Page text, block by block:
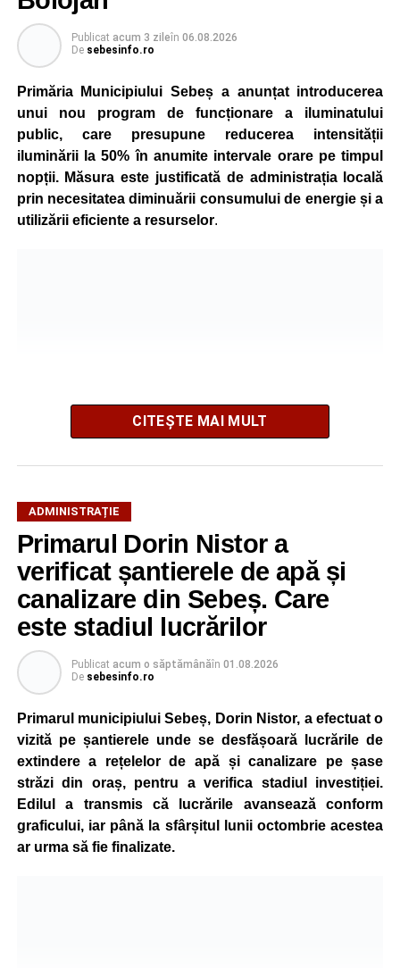
Publicat acum 3 zileîn 06.08.2026
De sebesinfo.ro
Primăria Municipiului Sebeș a anunțat introducerea
unui nou program de funcționare a iluminatului
public, care presupune reducerea intensității
iluminării la 50% în anumite intervale orare pe timpul
nopții. Măsura este justificată de administrația locală
prin necesitatea diminuării consumului de energie și a
utilizării eficiente a resurselor.
Potrivit autorităților locale, sistemul de iluminat public este
gestionat printr-un program automatizat de telegestiune,
care reglează intensitatea luminii în funcție de orele
exacte de apus și răsărit ale soarelui. Chiar dacă nivelul
de iluminare va fi redus în anumite intervale, iluminatul
stradal va rămâne funcțional pe întreaga durată a nopții.
Reprezentanții Primăriei Sebeș precizează că măsura nu
va afecta siguranța traficului rutier și pietonal, iar
vizibilitatea pe străzile municipiului va fi menținută la un
nivel corespunzător.
Administrația locală subliniază că decizia are caracter
temporar și este adoptată în contextul actualei situații
energetice din România, în condițiile în care autoritățile
centrale au cerut instituțiilor publice să adopte măsuri
pentru reducerea cheltuielilor și a consumului de energie,
CITEȘTE MAI MULT
ADMINISTRAȚIE
Primarul Dorin Nistor a
verificat șantierele de apă și
canalizare din Sebeș. Care
este stadiul lucrărilor
Publicat acum o săptămânăîn 01.08.2026
De sebesinfo.ro
Primarul municipiului Sebeș, Dorin Nistor, a efectuat o
vizită pe șantierele unde se desfășoară lucrările de
extindere a rețelelor de apă și canalizare pe șase
străzi din oraș, pentru a verifica stadiul investiției.
Edilul a transmis că lucrările avansează conform
graficului, iar până la sfârșitul lunii octombrie acestea
ar urma să fie finalizate.